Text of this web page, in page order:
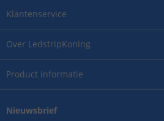
Over LedstripKoning
Product informatie
Klantenservice
Nieuwsbrief